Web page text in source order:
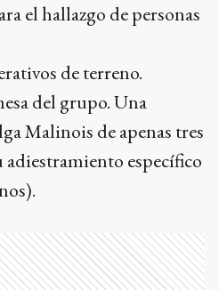
el hallazgo de personas
de terreno.
del grupo. Una
Malinois de apenas tres
adiestramiento específico